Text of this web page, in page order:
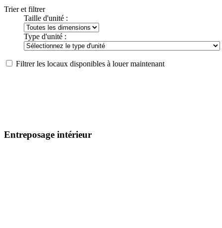
Unités disponibles(toutes les dimensions
sont approximatives)
Consulter la carte de l'établissement
Filtrer les locaux disponibles à louer maintenant